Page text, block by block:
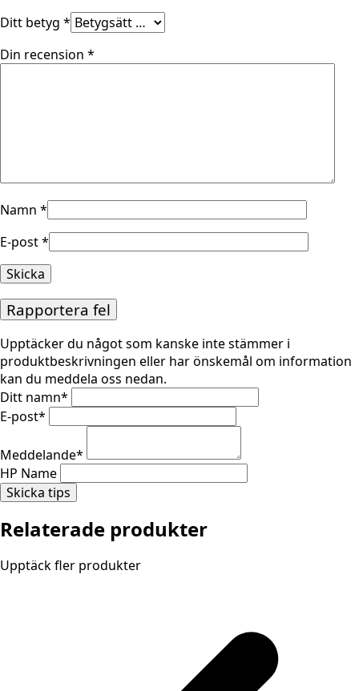
Ditt betyg *
Din recension *
Namn *
E-post*
Rapportera fel
Upptäcker du något som kanske inte stämmer i
produktbeskrivningen eller har önskemål om information
kan du meddela oss nedan.
Ditt namn*
E-post*
Meddelande*
HP Name
Skicka tips
Relaterade produkter
Upptäck fler produkter